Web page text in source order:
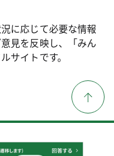
に応じて必要な情報
見を反映し、「みん
サイトです。